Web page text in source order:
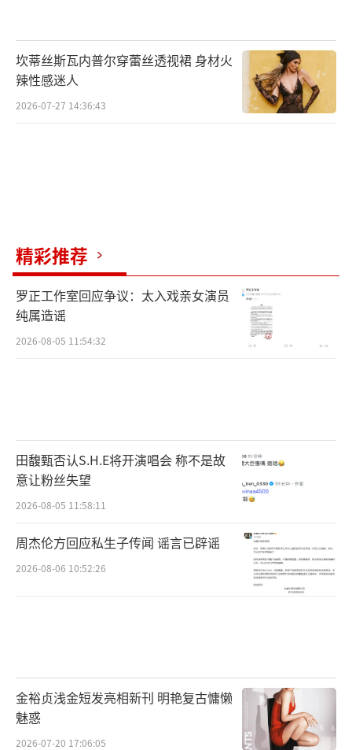
《时尚知道》以“美力育未来”的媒体使
儿也是止不住笑意,四十余年的磨练让陆毅愈发
的沉静儒雅,随遇而安,说起现在的生活他表示已
经很满意了。
坎蒂丝斯瓦内普尔穿蕾丝透视裙 身材火
辣性感迷人
2026-07-27 14:36:43
精彩推荐
罗正工作室回应争议：太入戏亲女演员
纯属造谣
2026-08-05 11:54:32
田馥甄否认S.H.E将开演唱会 称不是故
意让粉丝失望
2026-08-05 11:58:11
周杰伦方回应私生子传闻 谣言已辟谣
2026-08-06 10:52:26
金裕贞浅金短发亮相新刊 明艳复古慵懒
魅惑
2026-07-20 17:06:05